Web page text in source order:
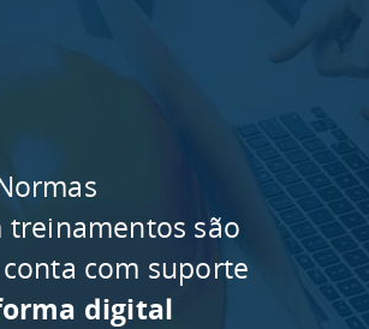
treinamentos são
com suporte
digital